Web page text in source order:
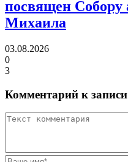
посвящен Собору
Михаила
03.08.2026
0
3
Комментарий к записи